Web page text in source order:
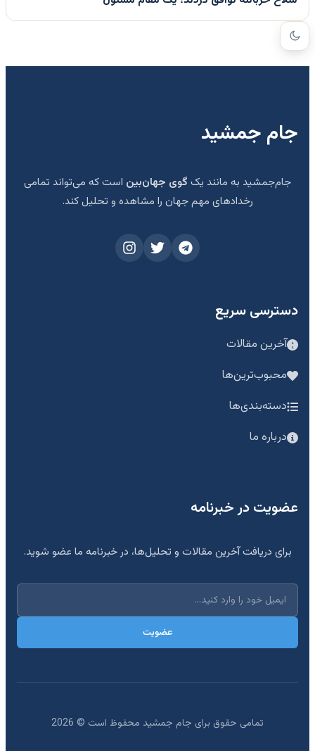
جام جمشید
جام‌جمشید به مانند یک گوی جهان‌بین است که می‌تواند تمامی
رخدادهای مهم جهان را مشاهده و تحلیل کند.
دسترسی سریع
آخرین مقالات
محبوب‌ترین‌ها
دسته‌بندی‌ها
درباره ما
عضویت در خبرنامه
برای دریافت آخرین مقالات و تحلیل‌ها، در خبرنامه ما عضو شوید.
عضویت
تمامی حقوق برای جام جمشید محفوظ است © 2026